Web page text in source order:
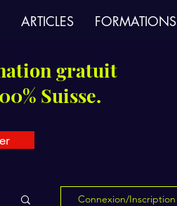
ARTICLES FORMATIONS
gratuit
Suisse.
Connexion/Inscription